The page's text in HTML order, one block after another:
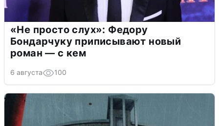
«Не просто слух»: Федору
Бондарчуку приписывают новый
роман — с кем
6 августа 100